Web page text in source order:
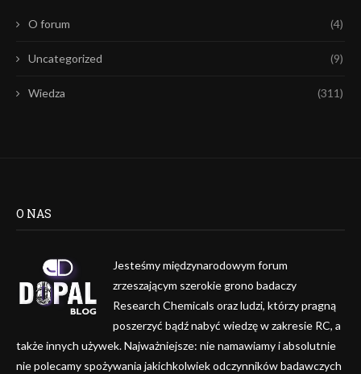
O forum (4)
Uncategorized (9)
Wiedza (311)
O NAS
Jesteśmy międzynarodowym forum
zrzeszającym szerokie grono badaczy
Research Chemicals oraz ludzi, którzy pragną
poszerzyć bądź nabyć wiedzę w zakresie RC, a
także innych używek. Najważniejsze: nie namawiamy i absolutnie
nie polecamy spożywania jakichkolwiek odczynników badawczych